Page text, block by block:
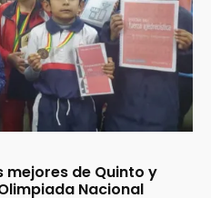
mejores de Quinto y
Nacional